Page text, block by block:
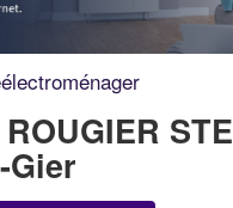
Gier